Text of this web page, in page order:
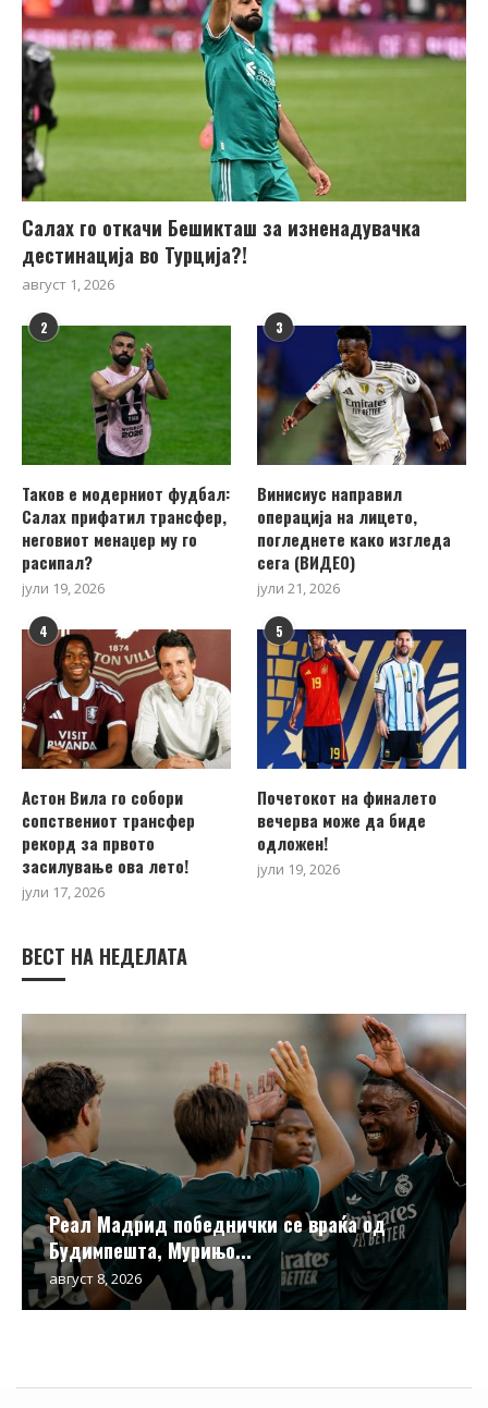
Салах го откачи Бешикташ за изненадувачка
дестинација во Турција?!
август 1, 2026
2
Таков е модерниот фудбал:
Салах прифатил трансфер,
неговиот менаџер му го
расипал?
јули 19, 2026
3
Винисиус направил
операција на лицето,
погледнете како изгледа
сега (ВИДЕО)
јули 21, 2026
4
Астон Вила го собори
сопствениот трансфер
рекорд за првото
засилување ова лето!
јули 17, 2026
5
Почетокот на финалето
вечерва може да биде
одложен!
јули 19, 2026
ВЕСТ НА НЕДЕЛАТА
Реал Мадрид победнички се враќа од
Будимпешта, Мурињо...
август 8, 2026